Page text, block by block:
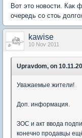
Вот это новости. Как
очередь со стоь
kawise
10 Nov 2011
Upravdom, on
Уважаемые жители!
Доп. информация.
ЗОС и акт ввода
конечно продавцы